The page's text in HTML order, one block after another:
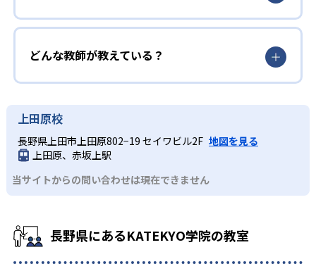
どんな教師が教えている？
上田原校
長野県上田市上田原802−19 セイワビル2F 地図を見る
上田原、赤坂上駅
当サイトからの問い合わせは現在できません
長野県にあるKATEKYO学院の教室